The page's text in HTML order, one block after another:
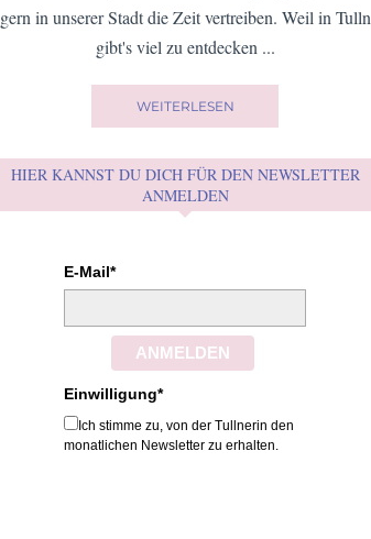
gern in unserer Stadt die Zeit vertreiben. Weil in Tulln
gibt's viel zu entdecken ...
WEITERLESEN
HIER KANNST DU DICH FÜR DEN NEWSLETTER
ANMELDEN
E-Mail*
ANMELDEN
Einwilligung*
Ich stimme zu, von der Tullnerin den
monatlichen Newsletter zu erhalten.